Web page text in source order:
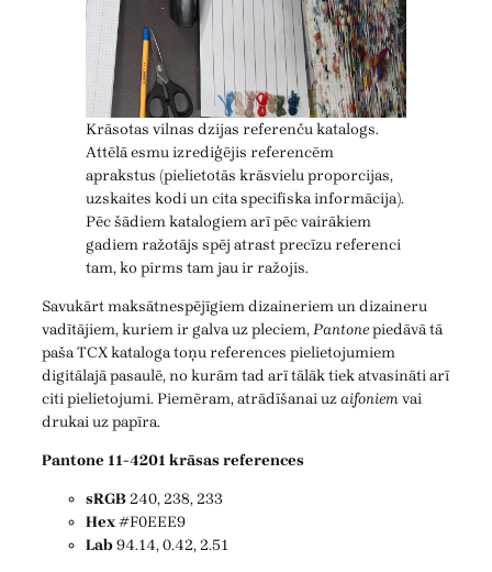
Krāsotas vilnas dzijas referenču katalogs.
Attēlā esmu izrediģējis referencēm
aprakstus (pielietotās krāsvielu proporcijas,
uzskaites kodi un cita specifiska informācija).
Pēc šādiem katalogiem arī pēc vairākiem
gadiem ražotājs spēj atrast precīzu referenci
tam, ko pirms tam jau ir ražojis.
Savukārt maksātnespējīgiem dizaineriem un dizaineru
vadītājiem, kuriem ir galva uz pleciem,Pantonepiedāvā tā
paša TCX kataloga toņu references pielietojumiem
digitālajā pasaulē, no kurām tad arī tālāk tiek atvasināti arī
citi pielietojumi. Piemēram, atrādīšanai uzaifoniemvai
drukai uz papīra.
Pantone 11-4201 krāsas references
sRGB240, 238, 233
Hex#F0EEE9
Lab94.14, 0.42, 2.51